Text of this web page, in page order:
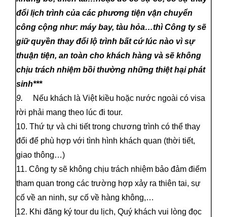
đổi lịch trình của các phương tiện vận chuyển
công cộng như: máy bay, tàu hỏa…thì Công ty sẽ
giữ quyền thay đổi lộ trình bất cứ lúc nào vì sự
thuận tiện, an toàn cho khách hàng và sẽ không
chịu trách nhiệm bồi thường những thiệt hại phát
sinh***
9.
Nếu khách là Việt kiều hoặc nước ngoài có visa
rời phải mang theo lúc đi tour.
10. Thứ tự và chi tiết trong chương trình có thể thay
đổi để phù hợp với tình hình khách quan (thời tiết,
giao thông…)
11. Công ty sẽ không chịu trách nhiệm bảo đảm điểm
tham quan trong các trường hợp xảy ra thiên tai, sự
cố về an ninh, sự cố về hàng không,…
12. Khi đăng ký tour du lịch, Quý khách vui lòng đọc